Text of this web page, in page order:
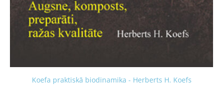
Koefa praktiskā biodinamika - Herberts H. Koefs